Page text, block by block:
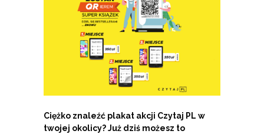
Ciężko znaleźć plakat akcji Czytaj PL w
twojej okolicy? Już dziś możesz to